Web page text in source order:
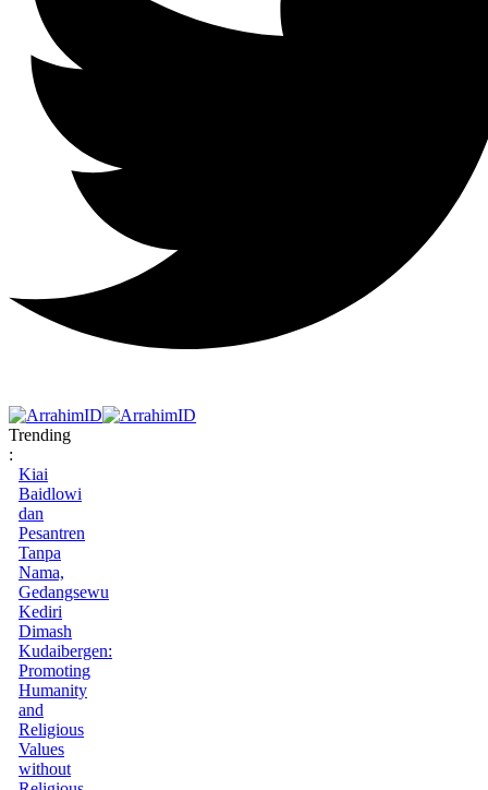
Trending
:
Kiai
Baidlowi
dan
Pesantren
Tanpa
Nama,
Gedangsewu
Kediri
Dimash
Kudaibergen:
Promoting
Humanity
and
Religious
Values
without